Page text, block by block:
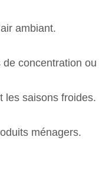
ambiant.
concentration
les saisons froides.
ménagers.